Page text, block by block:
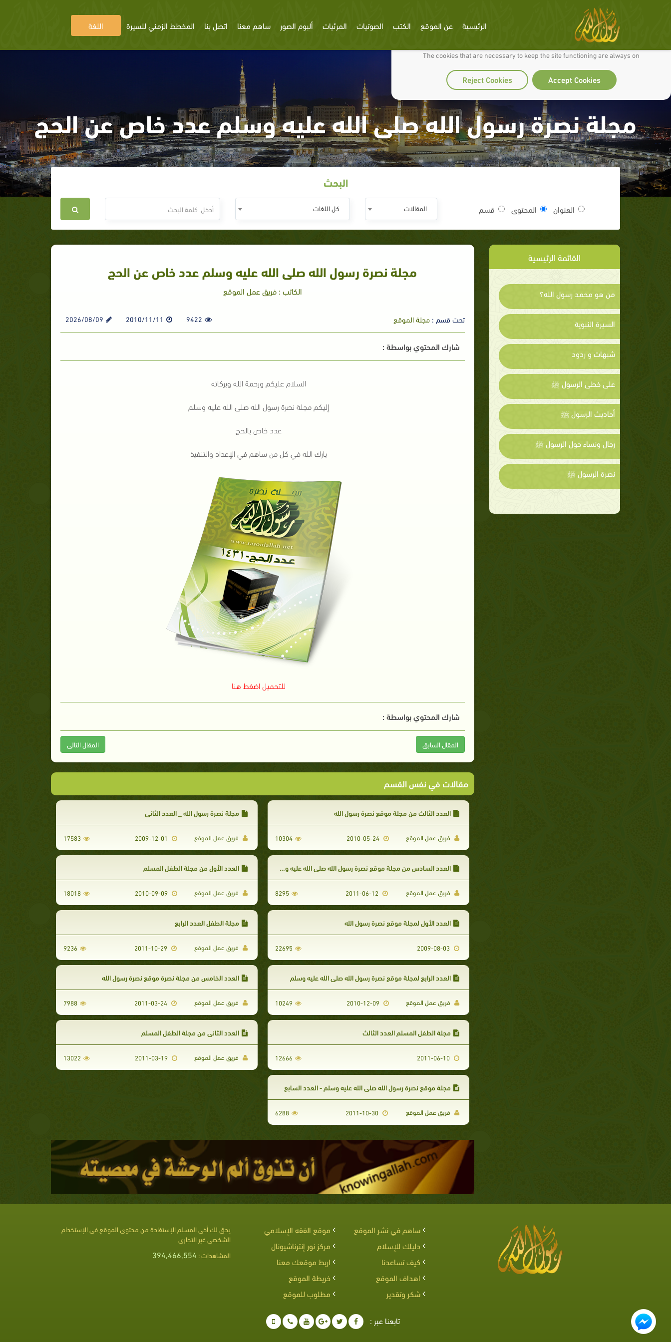
We use cookies to make our site work well for you and so we can continually improve it.
The cookies that are necessary to keep the site functioning are always on
Accept Cookies
Reject Cookies
الرئيسية عن الموقع الكتب الصوتيات المرئيات ألبوم الصور ساهم معنا اتصل بنا المخطط الزمني للسيرة اللغة
مجلة نصرة رسول الله صلى الله عليه وسلم عدد خاص عن الحج
البحث
العنوان المحتوى قسم المقالات كل اللغات
القائمة الرئيسية
من هو محمد رسول الله؟
السيرة النبوية
شبهات و ردود
على خطى الرسول ﷺ
أحاديث الرسول ﷺ
رجال ونساء حول الرسول ﷺ
نصرة الرسول ﷺ
مجلة نصرة رسول الله صلى الله عليه وسلم عدد خاص عن الحج
الكاتب : فريق عمل الموقع
تحت قسم :مجلة الموقع 9422
2010/11/11
2026/08/09
شارك المحتوي بواسطة :
السلام عليكم ورحمة الله وبركاته
إليكم مجلة نصرة رسول الله صلى الله عليه وسلم
عدد خاص بالحج
بارك الله في كل من ساهم في الإعداد والتنفيذ
للتحميل اضغط هنا
شارك المحتوي بواسطة :
المقال السابق المقال التالى
مقالات في نفس القسم
العدد الثالث من مجلة موقع نصرة رسول الله
فريق عمل الموقع 10304
مجلة نصرة رسول الله _ العدد الثاني
فريق عمل الموقع 17583
العدد السادس من مجلة موقع نصرة رسول الله صلى الله عليه وسلم
فريق عمل الموقع 8295
العدد الأول من مجلة الطفل المسلم
فريق عمل الموقع 18018
العدد الأول لمجلة موقع نصرة رسول الله
2009-08-03
22695
مجلة الطفل العدد الرابع
فريق عمل الموقع 2011-10-29
9236
العدد الرابع لمجلة موقع نصرة رسول الله صلى الله عليه وسلم
فريق عمل الموقع 10249
العدد الخامس من مجلة نصرة موقع نصرة رسول الله
فريق عمل الموقع 2011-03-24
7988
مجلة الطفل المسلم العدد الثالث
2011-06-10
12666
العدد الثاني من مجلة الطفل المسلم
فريق عمل الموقع 13022
مجلة موقع نصرة رسول الله صلى الله عليه وسلم - العدد السابع
فريق عمل الموقع 6288
ساهم في نشر الموقع
موقع الفقه الإسلامي
دليلك للإسلام
مركز نور إنترناشيونال
كيف تساعدنا
اربط موقعك معنا
اهداف الموقع
خريطة الموقع
شكر وتقدير
مطلوب للموقع
يحق لك أخى المسلم الإستفادة من محتوى الموقع فى الإستخدام
الشخصى غير التجارى
المشاهدات : 394,466,554
تابعنا عبر :